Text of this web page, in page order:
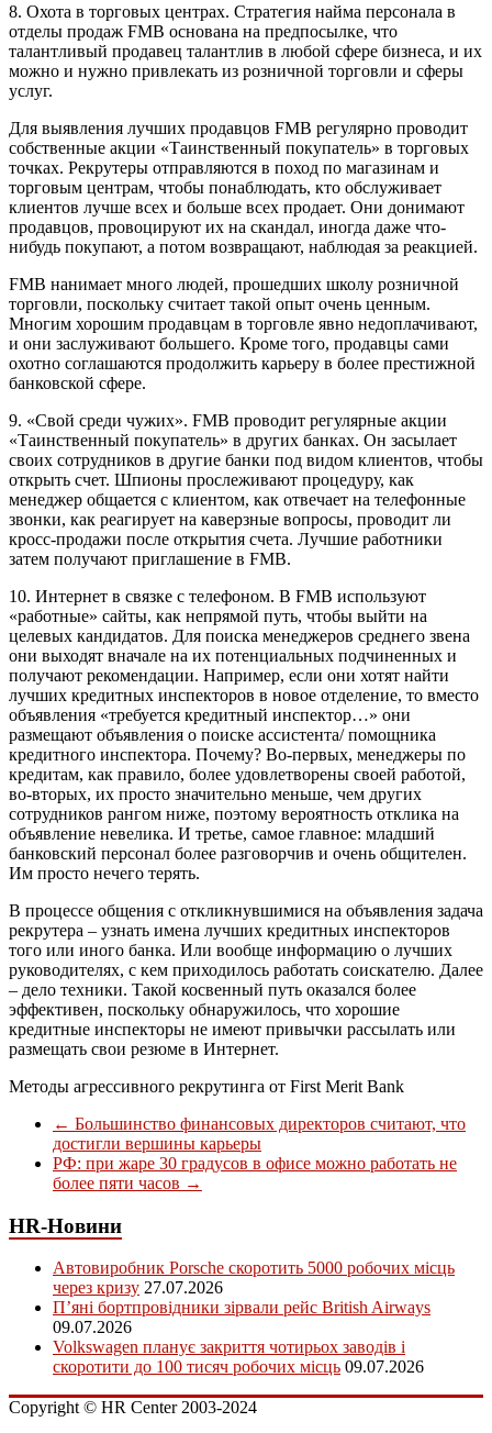
8. Охота в торговых центрах. Стратегия найма персонала в
отделы продаж FMB основана на предпосылке, что
талантливый продавец талантлив в любой сфере бизнеса, и их
можно и нужно привлекать из розничной торговли и сферы
услуг.
Для выявления лучших продавцов FMB регулярно проводит
собственные акции «Таинственный покупатель» в торговых
точках. Рекрутеры отправляются в поход по магазинам и
торговым центрам, чтобы понаблюдать, кто обслуживает
клиентов лучше всех и больше всех продает. Они донимают
продавцов, провоцируют их на скандал, иногда даже что-
нибудь покупают, а потом возвращают, наблюдая за реакцией.
FMB нанимает много людей, прошедших школу розничной
торговли, поскольку считает такой опыт очень ценным.
Многим хорошим продавцам в торговле явно недоплачивают,
и они заслуживают большего. Кроме того, продавцы сами
охотно соглашаются продолжить карьеру в более престижной
банковской сфере.
9. «Свой среди чужих». FMB проводит регулярные акции
«Таинственный покупатель» в других банках. Он засылает
своих сотрудников в другие банки под видом клиентов, чтобы
открыть счет. Шпионы прослеживают процедуру, как
менеджер общается с клиентом, как отвечает на телефонные
звонки, как реагирует на каверзные вопросы, проводит ли
кросс-продажи после открытия счета. Лучшие работники
затем получают приглашение в FMB.
10. Интернет в связке с телефоном. В FMB используют
«работные» сайты, как непрямой путь, чтобы выйти на
целевых кандидатов. Для поиска менеджеров среднего звена
они выходят вначале на их потенциальных подчиненных и
получают рекомендации. Например, если они хотят найти
лучших кредитных инспекторов в новое отделение, то вместо
объявления «требуется кредитный инспектор…» они
размещают объявления о поиске ассистента/ помощника
кредитного инспектора. Почему? Во-первых, менеджеры по
кредитам, как правило, более удовлетворены своей работой,
во-вторых, их просто значительно меньше, чем других
сотрудников рангом ниже, поэтому вероятность отклика на
объявление невелика. И третье, самое главное: младший
банковский персонал более разговорчив и очень общителен.
Им просто нечего терять.
В процессе общения с откликнувшимися на объявления задача
рекрутера – узнать имена лучших кредитных инспекторов
того или иного банка. Или вообще информацию о лучших
руководителях, с кем приходилось работать соискателю. Далее
– дело техники. Такой косвенный путь оказался более
эффективен, поскольку обнаружилось, что хорошие
кредитные инспекторы не имеют привычки рассылать или
размещать свои резюме в Интернет.
Методы агрессивного рекрутинга от First Merit Bank
← Большинство финансовых директоров считают, что
достигли вершины карьеры
РФ: при жаре 30 градусов в офисе можно работать не
более пяти часов →
HR-Новини
Автовиробник Porsche скоротить 5000 робочих місць
через кризу 27.07.2026
П’яні бортпровідники зірвали рейс British Airways
09.07.2026
Volkswagen планує закриття чотирьох заводів і
скоротити до 100 тисяч робочих місць 09.07.2026
Copyright © HR Center 2003-2024